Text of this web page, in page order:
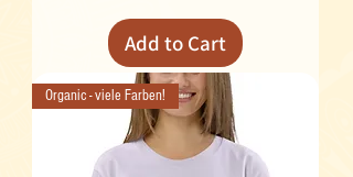
Add to Cart
Organic - viele Farben!